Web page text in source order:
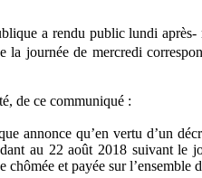
a rendu public lundi
la journée de mercredi
de ce communiqué :
annonce qu’en vertu d’un
au 22 août 2018 suivant le
chômée et payée sur l’ensemble